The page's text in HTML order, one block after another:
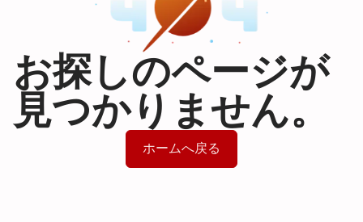
お探しのページが
見つかりません。
ホームへ戻る